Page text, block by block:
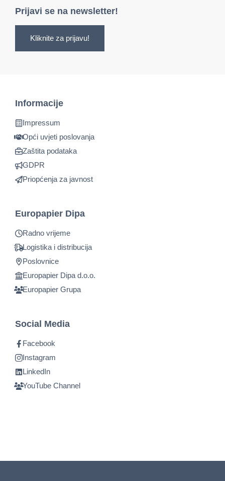
Prijavi se na newsletter!
Kliknite za prijavu!
Informacije
Impressum
Opći uvjeti poslovanja
Zaštita podataka
GDPR
Priopćenja za javnost
Europapier Dipa
Radno vrijeme
Logistika i distribucija
Poslovnice
Europapier Dipa d.o.o.
Europapier Grupa
Social Media
Facebook
Instagram
LinkedIn
YouTube Channel